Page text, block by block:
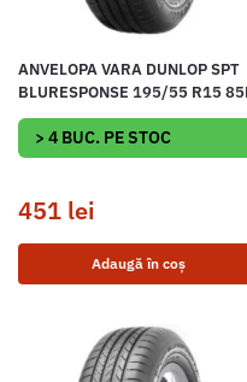
ANVELOPA VARA DUNLOP SPT
BLURESPONSE 195/55 R15
> 4 BUC. PE STOC
451 lei
Adaugă în coș